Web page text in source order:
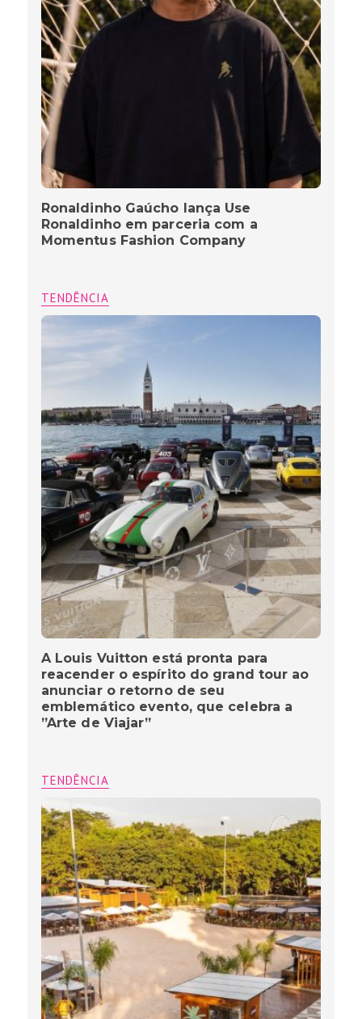
Ronaldinho Gaúcho lança Use
Ronaldinho em parceria com a
Momentus Fashion Company
TENDÊNCIA
A Louis Vuitton está pronta para
reacender o espírito do grand tour ao
anunciar o retorno de seu
emblemático evento, que celebra a
”Arte de Viajar”
TENDÊNCIA